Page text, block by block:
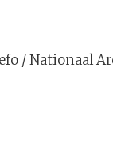
/ Nationaal